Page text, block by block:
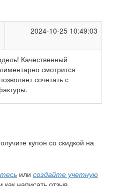
2024-10-25 10:49:03
Качественный
смотрится
сочетать с
купон со скидкой на
или создайте учетную
как написать отзыв